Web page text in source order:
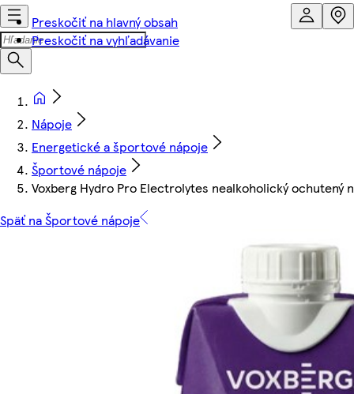
Preskočiť na hlavný obsah
Preskočiť na vyhľadávanie
Nápoje
Energetické a športové nápoje
Športové nápoje
Voxberg Hydro Pro Electrolytes nealkoholický
Späť na Športové nápoje